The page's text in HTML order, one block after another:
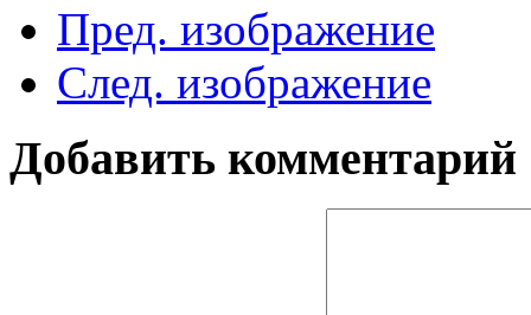
Пред. изображение
След. изображение
Добавить комментарий